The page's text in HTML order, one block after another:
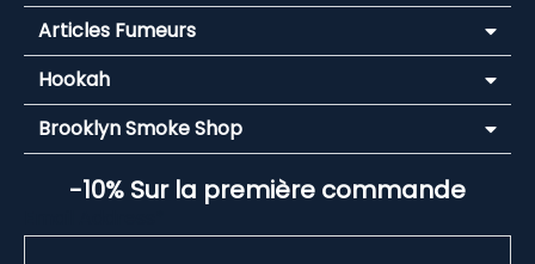
Articles Fumeurs
Hookah
Brooklyn Smoke Shop
-10% Sur la première commande